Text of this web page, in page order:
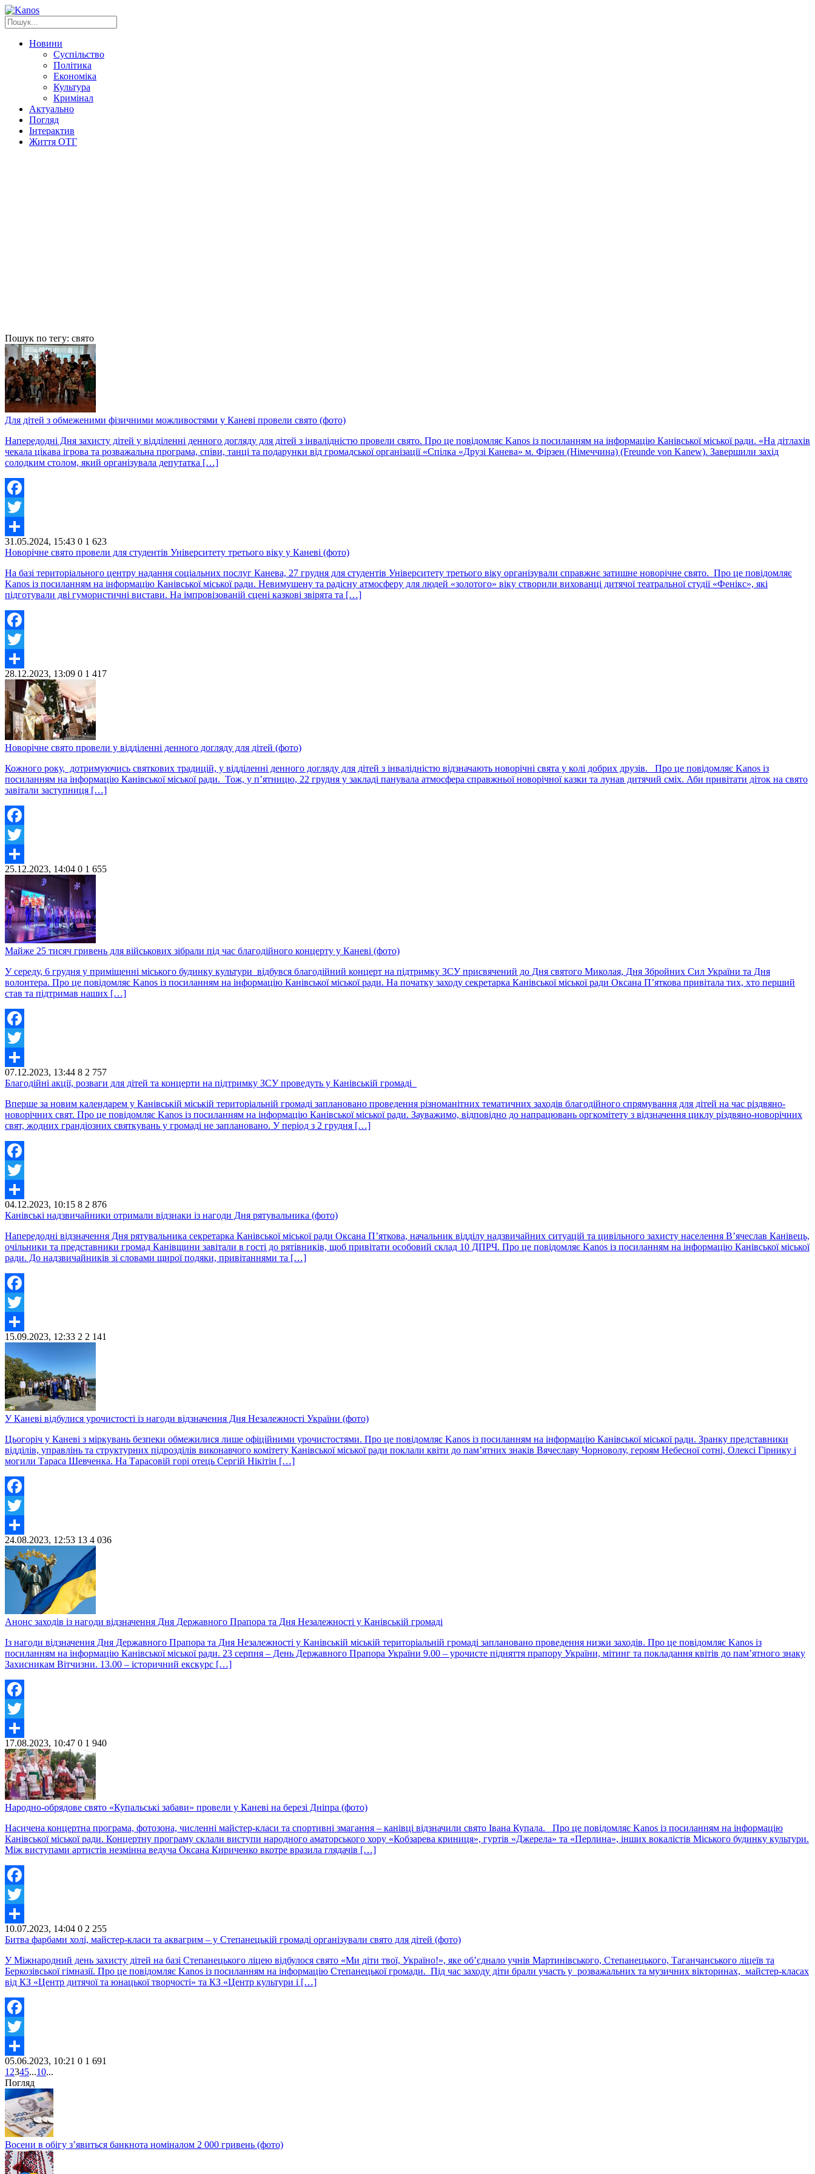
Новини
Суспільство
Політика
Економіка
Культура
Кримінал
Актуально
Погляд
Інтерактив
Життя ОТГ
Пошук по тегу: свято
Для дітей з обмеженими фізичними можливостями у Каневі провели свято (фото)
Напередодні Дня захисту дітей у відділенні денного догляду для дітей з інвалідністю провели свято. Про це повідомляє Kanos із посиланням на інформацію Канівської міської ради. «На дітлахів
чекала цікава ігрова та розважальна програма, співи, танці та подарунки від громадської організації «Спілка «Друзі Канева» м. Фірзен (Німеччина) (Freunde von Kanew). Завершили захід
солодким столом, який організувала депутатка […]
Facebook
Twitter
Share
31.05.2024, 15:43 0 1 623
Новорічне свято провели для студентів Університету третього віку у Каневі (фото)
На базі територіального центру надання соціальних послуг Канева, 27 грудня для студентів Університету третього віку організували справжнє затишне новорічне свято. Про це повідомляє
Kanos із посиланням на інформацію Канівської міської ради. Невимушену та радісну атмосферу для людей «золотого» віку створили вихованці дитячої театральної студії «Фенікс», які
підготували дві гумористичні вистави. На імпровізованій сцені казкові звірята та […]
Facebook
Twitter
Share
28.12.2023, 13:09 0 1 417
Новорічне свято провели у відділенні денного догляду для дітей (фото)
Кожного року, дотримуючись святкових традицій, у відділенні денного догляду для дітей з інвалідністю відзначають новорічні свята у колі добрих друзів. Про це повідомляє Kanos із
посиланням на інформацію Канівської міської ради. Тож, у п’ятницю, 22 грудня у закладі панувала атмосфера справжньої новорічної казки та лунав дитячий сміх. Аби привітати діток на свято
завітали заступниця […]
Facebook
Twitter
Share
25.12.2023, 14:04 0 1 655
Майже 25 тисяч гривень для військових зібрали під час благодійного концерту у Каневі (фото)
У середу, 6 грудня у приміщенні міського будинку культури відбувся благодійний концерт на підтримку ЗСУ присвячений до Дня святого Миколая, Дня Збройних Сил України та Дня
волонтера. Про це повідомляє Kanos із посиланням на інформацію Канівської міської ради. На початку заходу секретарка Канівської міської ради Оксана П’яткова привітала тих, хто перший
став та підтримав наших […]
Facebook
Twitter
Share
07.12.2023, 13:44 8 2 757
Благодійні акції, розваги для дітей та концерти на підтримку ЗСУ проведуть у Канівській громаді
Вперше за новим календарем у Канівській міській територіальній громаді заплановано проведення різноманітних тематичних заходів благодійного спрямування для дітей на час різдвяно-
новорічних свят. Про це повідомляє Kanos із посиланням на інформацію Канівської міської ради. Зауважимо, відповідно до напрацювань оргкомітету з відзначення циклу різдвяно-новорічних
свят, жодних грандіозних святкувань у громаді не заплановано. У період з 2 грудня […]
Facebook
Twitter
Share
04.12.2023, 10:15 8 2 876
Канівські надзвичайники отримали відзнаки із нагоди Дня рятувальника (фото)
Напередодні відзначення Дня рятувальника секретарка Канівської міської ради Оксана П’яткова, начальник відділу надзвичайних ситуацій та цивільного захисту населення В’ячеслав Канівець,
очільники та представники громад Канівщини завітали в гості до рятівників, щоб привітати особовий склад 10 ДПРЧ. Про це повідомляє Kanos із посиланням на інформацію Канівської міської
ради. До надзвичайників зі словами щирої подяки, привітаннями та […]
Facebook
Twitter
Share
15.09.2023, 12:33 2 2 141
У Каневі відбулися урочистості із нагоди відзначення Дня Незалежності України (фото)
Цьогоріч у Каневі з міркувань безпеки обмежилися лише офіційними урочистостями. Про це повідомляє Kanos із посиланням на інформацію Канівської міської ради. Зранку представники
відділів, управлінь та структурних підрозділів виконавчого комітету Канівської міської ради поклали квіти до пам’ятних знаків Вячеславу Чорноволу, героям Небесної сотні, Олексі Гірнику і
могили Тараса Шевченка. На Тарасовій горі отець Сергій Нікітін […]
Facebook
Twitter
Share
24.08.2023, 12:53 13 4 036
Анонс заходів із нагоди відзначення Дня Державного Прапора та Дня Незалежності у Канівській громаді
Із нагоди відзначення Дня Державного Прапора та Дня Незалежності у Канівській міській територіальній громаді заплановано проведення низки заходів. Про це повідомляє Kanos із
посиланням на інформацію Канівської міської ради. 23 серпня – День Державного Прапора України 9.00 – урочисте підняття прапору України, мітинг та покладання квітів до пам’ятного знаку
Захисникам Вітчизни. 13.00 – історичний екскурс […]
Facebook
Twitter
Share
17.08.2023, 10:47 0 1 940
Народно-обрядове свято «Купальські забави» провели у Каневі на березі Дніпра (фото)
Насичена концертна програма, фотозона, численні майстер-класи та спортивні змагання – канівці відзначили свято Івана Купала. Про це повідомляє Kanos із посиланням на інформацію
Канівської міської ради. Концертну програму склали виступи народного аматорського хору «Кобзарева криниця», гуртів «Джерела» та «Перлина», інших вокалістів Міського будинку культури.
Між виступами артистів незмінна ведуча Оксана Кириченко вкотре вразила глядачів […]
Facebook
Twitter
Share
10.07.2023, 14:04 0 2 255
Битва фарбами холі, майстер-класи та аквагрим – у Степанецькій громаді організували свято для дітей (фото)
У Міжнародний день захисту дітей на базі Степанецького ліцею відбулося свято «Ми діти твої, Україно!», яке об’єднало учнів Мартинівського, Степанецького, Таганчанського ліцеїв та
Беркозівської гімназії. Про це повідомляє Kanos із посиланням на інформацію Степанецької громади. Під час заходу діти брали участь у розважальних та музичних вікторинах, майстер-класах
від КЗ «Центр дитячої та юнацької творчості» та КЗ «Центр культури і […]
Facebook
Twitter
Share
05.06.2023, 10:21 0 1 691
1 2345...10...
Погляд
Восени в обігу з’явиться банкнота номіналом 2 000 гривень (фото)